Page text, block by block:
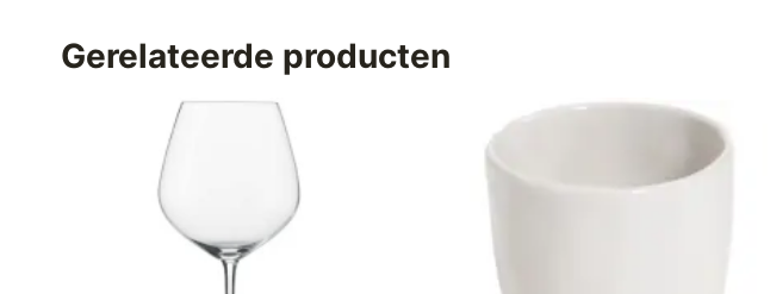
Gerelateerde producten